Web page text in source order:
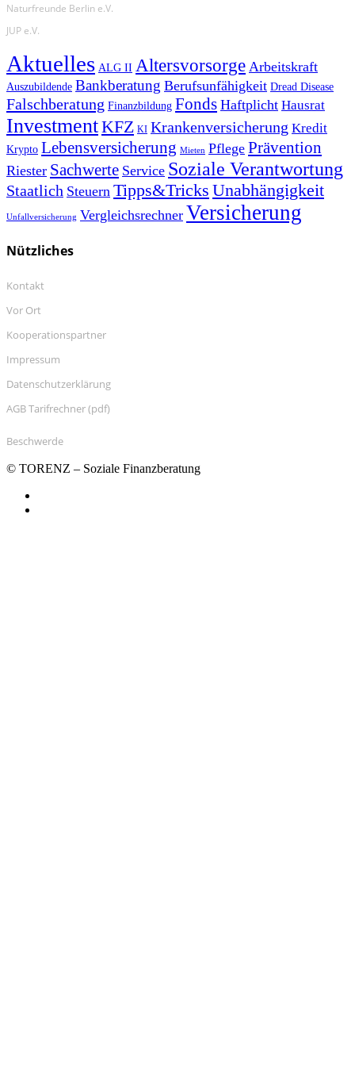
Naturfreunde Berlin e.V.
JUP e.V.
Aktuelles ALG II Altersvorsorge Arbeitskraft
Auszubildende Bankberatung Berufsunfähigkeit Dread Disease
Falschberatung Finanzbildung Fonds Haftplicht Hausrat
InvestmentKFZ KI Krankenversicherung Kredit
Krypto Lebensversicherung Mieten Pflege Prävention
Riester Sachwerte Service Soziale Verantwortung
Staatlich Steuern Tipps&Tricks Unabhängigkeit
Unfallversicherung Vergleichsrechner Versicherung
Nützliches
Kontakt
Vor Ort
Kooperationspartner
Impressum
Datenschutzerklärung
AGB Tarifrechner (pdf)
Beschwerde
© TORENZ – Soziale Finanzberatung